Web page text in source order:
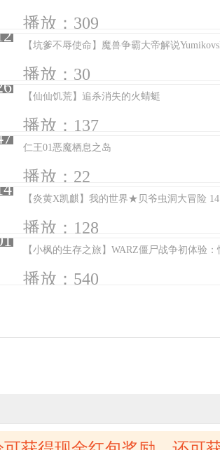
播放：309
【坑爹不辱使命】魔兽争霸大帝解说
播放：30
【仙仙饥荒】追杀消失的火蜻蜓
播放：137
仁王01恶魔栖息之岛
播放：22
【炎黄X凯麒】我的世界★贝爷虫洞大冒险
播放：128
【小枫的生存之旅】WARZ僵尸战争初体验：
播放：540